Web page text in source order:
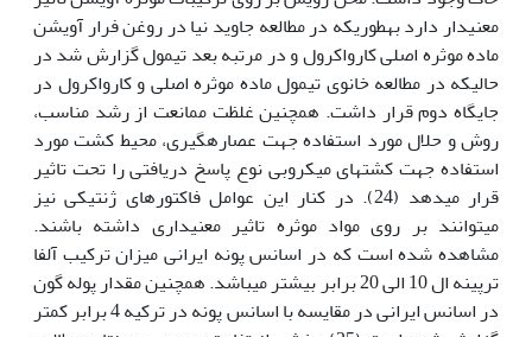
معنی‏دار دارد به‏طوری‏که در مطالعه جاوید نیا در روغن فرار آویشن
ماده موثره اصلی کارواکرول و در مرتبه بعد تیمول گزارش شد در
حالی‏که در مطالعه خانوی تیمول ماده موثره اصلی و کارواکرول در
جایگاه دوم قرار داشت. همچنین غلظت ممانعت از رشد مناسب،
روش و حلال مورد استفاده جهت عصاره‏گیری، محیط کشت مورد
استفاده جهت کشت‏های میکروبی نوع پاسخ دریافتی را تحت تاثیر
قرار می‏دهد (24). در کنار این عوامل فاکتورهای ژنتیکی نیز
می‏توانند بر روی مواد موثره تاثیر معنی‏داری داشته باشند.
مشاهده شده است که در اسانس پونه ایرانی میزان ترکیب آلفا
ترپینه ال 10 الی 20 برابر بیشتر می‏باشد. همچنین مقدار پوله گون
در اسانس ایرانی در مقایسه با اسانس پونه در ترکیه 4 برابر کمتر